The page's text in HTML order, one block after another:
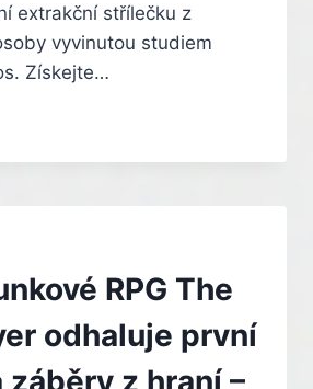
extrakční střílečku z
vyvinutou studiem
Získejte…
RPG The
odhaluje první
z hraní –